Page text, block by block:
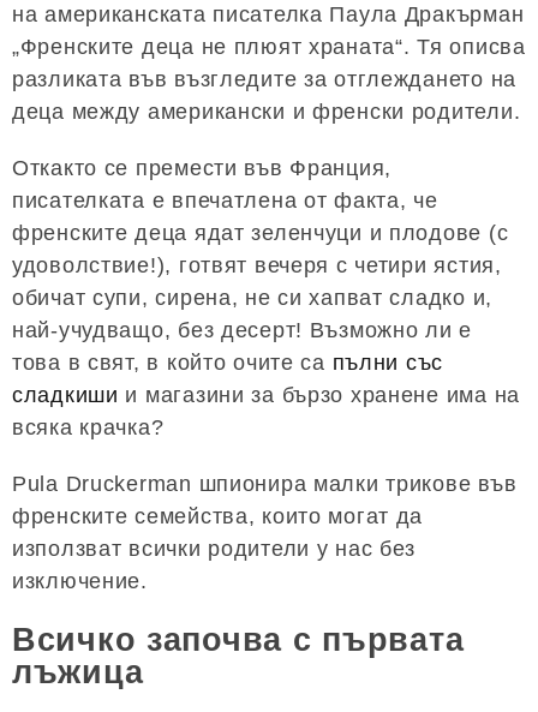
на американската писателка Паула Дракърман
„Френските деца не плюят храната“. Тя описва
разликата във възгледите за отглеждането на
деца между американски и френски родители.
Откакто се премести във Франция,
писателката е впечатлена от факта, че
френските деца ядат зеленчуци и плодове (с
удоволствие!), готвят вечеря с четири ястия,
обичат супи, сирена, не си хапват сладко и,
най-учудващо, без десерт! Възможно ли е
това в свят, в който очите са пълни със
сладкиши и магазини за бързо хранене има на
всяка крачка?
Pula Druckerman шпионира малки трикове във
френските семейства, които могат да
използват всички родители у нас без
изключение.
Всичко започва с първата
лъжица